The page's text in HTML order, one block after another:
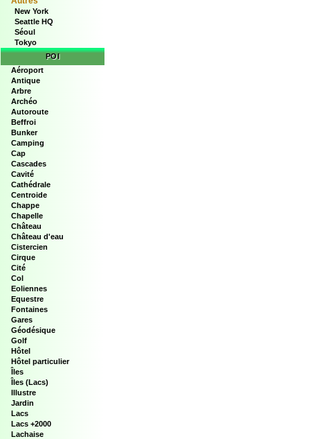
New York
Seattle HQ
Séoul
Tokyo
POI
Aéroport
Antique
Arbre
Archéo
Autoroute
Beffroi
Bunker
Camping
Cap
Cascades
Cavité
Cathédrale
Centroide
Chappe
Chapelle
Château
Château d'eau
Cistercien
Cirque
Cité
Col
Eoliennes
Equestre
Fontaines
Gares
Géodésique
Golf
Hôtel
Hôtel particulier
Îles
Îles (Lacs)
Illustre
Jardin
Lacs
Lacs +2000
Lachaise